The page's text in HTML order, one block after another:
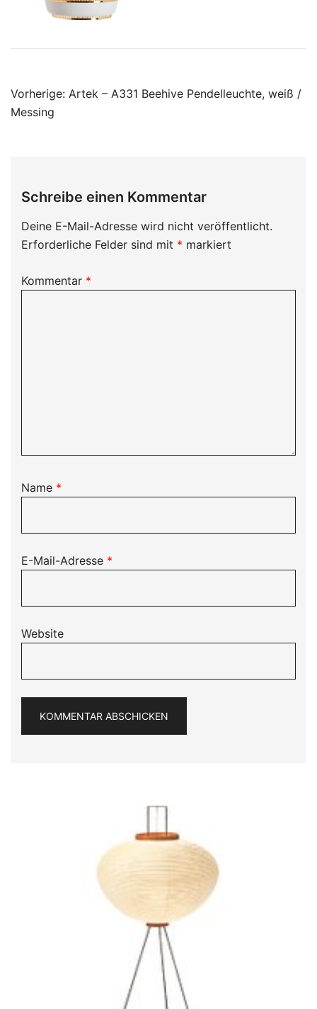
Beitragsnavigation
Vorherige: Artek – A331 Beehive Pendelleuchte, weiß /
Messing
Schreibe einen Kommentar
Deine E-Mail-Adresse wird nicht veröffentlicht.
Erforderliche Felder sind mit * markiert
Kommentar *
Name *
E-Mail-Adresse *
Website